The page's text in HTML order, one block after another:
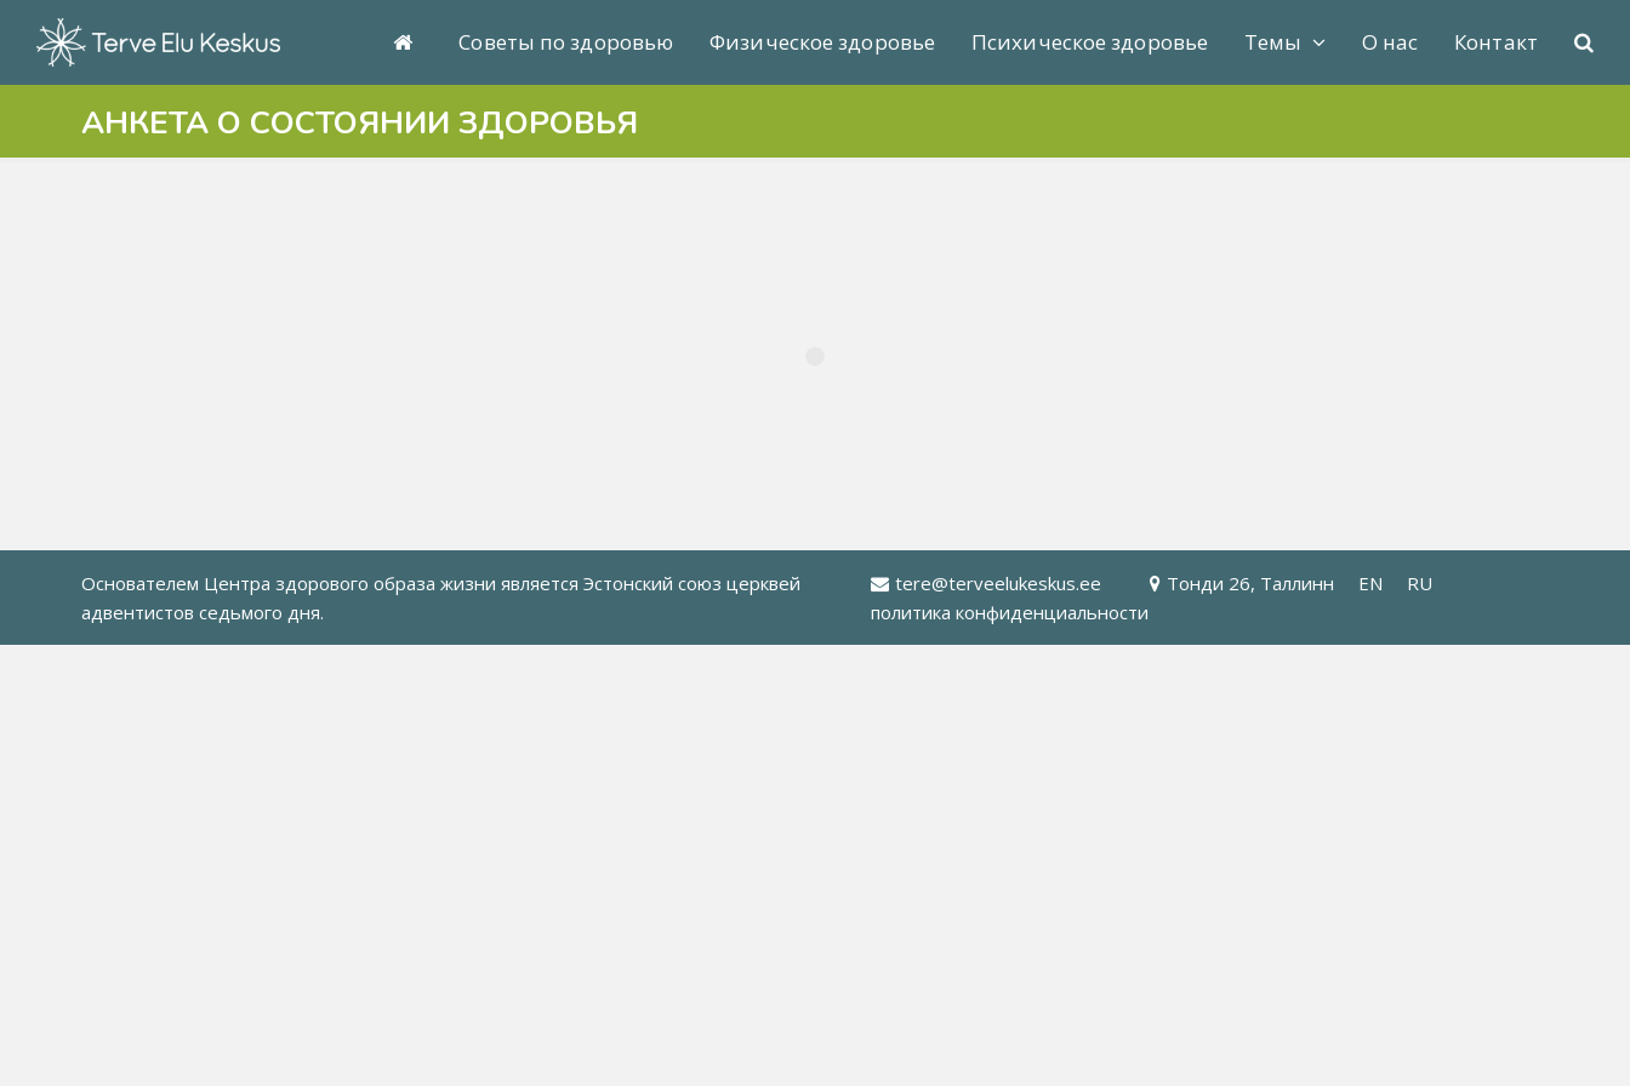
Советы по здоровью Физическое здоровье Психическое здоровье Темы О нас Контакт
АНКЕТА О СОСТОЯНИИ ЗДОРОВЬЯ
Основателем Центра здорового образа жизни являетсяЭстонский союз церквей
адвентистов седьмого дня.
tere@terveelukeskus.ee Тонди 26, Таллинн EN
RU
политика конфиденциальности